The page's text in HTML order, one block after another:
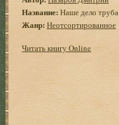
Название: Наше дело труба
Жанр: Неотсортированное
Читать книгу Online